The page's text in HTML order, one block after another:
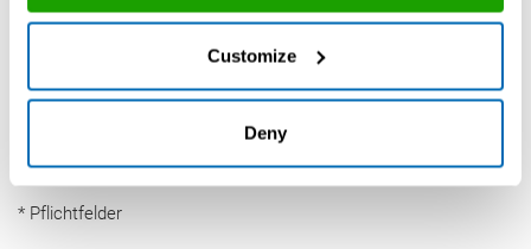
Customize
Deny
* Pflichtfelder